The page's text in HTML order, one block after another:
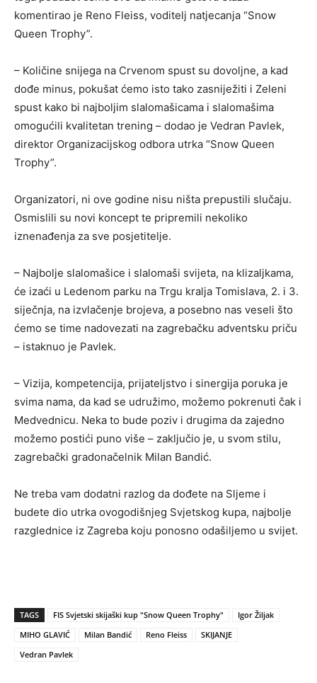
komentirao je Reno Fleiss, voditelj natjecanja “Snow
Queen Trophy”.
– Količine snijega na Crvenom spust su dovoljne, a kad
dođe minus, pokušat ćemo isto tako zasniježiti i Zeleni
spust kako bi najboljim slalomašicama i slalomašima
omogućili kvalitetan trening – dodao je Vedran Pavlek,
direktor Organizacijskog odbora utrka “Snow Queen
Trophy”.
Organizatori, ni ove godine nisu ništa prepustili slučaju.
Osmislili su novi koncept te pripremili nekoliko
iznenađenja za sve posjetitelje.
– Najbolje slalomašice i slalomaši svijeta, na klizaljkama,
će izaći u Ledenom parku na Trgu kralja Tomislava, 2. i 3.
siječnja, na izvlačenje brojeva, a posebno nas veseli što
ćemo se time nadovezati na zagrebačku adventsku priču
– istaknuo je Pavlek.
– Vizija, kompetencija, prijateljstvo i sinergija poruka je
svima nama, da kad se udružimo, možemo pokrenuti čak i
Medvednicu. Neka to bude poziv i drugima da zajedno
možemo postići puno više – zaključio je, u svom stilu,
zagrebački gradonačelnik Milan Bandić.
Ne treba vam dodatni razlog da dođete na Sljeme i
budete dio utrka ovogodišnjeg Svjetskog kupa, najbolje
razglednice iz Zagreba koju ponosno odašiljemo u svijet.
TAGS FIS Svjetski skijaški kup "Snow Queen Trophy"
Igor Žiljak
MIHO GLAVIĆ
Milan Bandić Reno Fleiss
SKIJANJE
Vedran Pavlek